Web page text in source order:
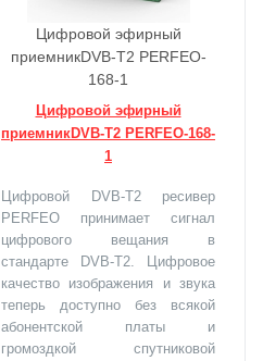
Цифровой эфирный
приемникDVB-T2 PERFEO-
168-1
Цифровой эфирный
приемникDVB-T2 PERFEO-168-
1
Цифровой DVB-T2 ресивер
PERFEO принимает сигнал
цифрового вещания в
стандарте DVB-T2. Цифровое
качество изображения и звука
теперь доступно без всякой
абонентской платы и
громоздкой спутниковой